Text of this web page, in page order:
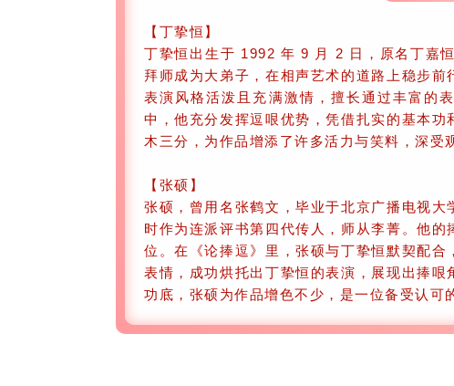
【丁挚恒】
丁挚恒出生于 1992 年 9 月 2 日，原名丁嘉
拜师成为大弟子，在相声艺术的道路上稳步
表演风格活泼且充满激情，擅长通过丰富的
中，他充分发挥逗哏优势，凭借扎实的基本功
木三分，为作品增添了许多活力与笑料，深受
【张硕】
张硕，曾用名张鹤文，毕业于北京广播电视
时作为连派评书第四代传人，师从李菁。他的
位。在《论捧逗》里，张硕与丁挚恒默契配
表情，成功烘托出丁挚恒的表演，展现出捧
功底，张硕为作品增色不少，是一位备受认可